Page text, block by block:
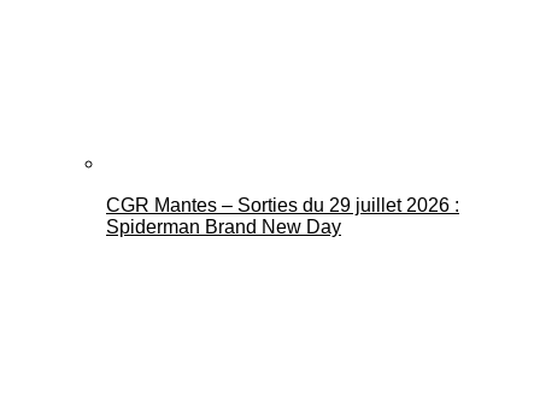
CGR Mantes – Sorties du 29 juillet 2026 :
Spiderman Brand New Day